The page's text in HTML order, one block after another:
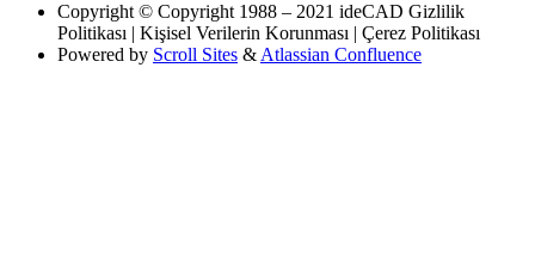
Copyright © Copyright 1988 – 2021 ideCAD Gizlilik
Politikası | Kişisel Verilerin Korunması | Çerez Politikası
Powered by Scroll Sites &Atlassian Confluence